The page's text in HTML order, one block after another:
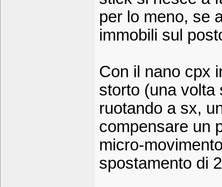
per lo meno, se
immobili sul
Con il nano cpx
storto (una volta
ruotando a sx,
compensare un
micro-
spostamento di